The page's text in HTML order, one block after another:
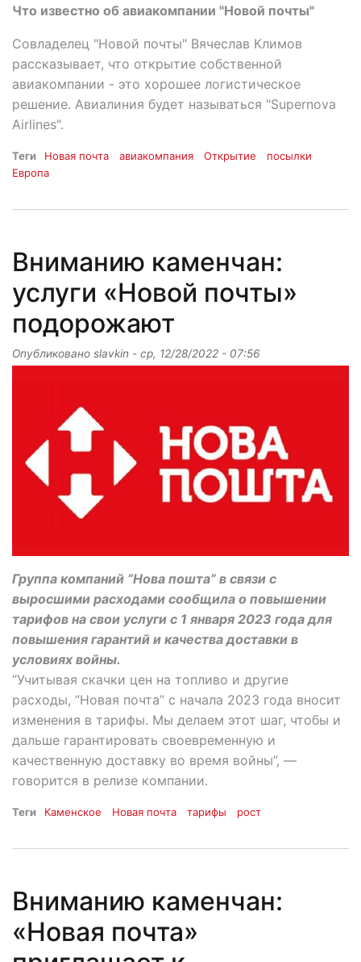
Что известно об авиакомпании "Новой почты"
Совладелец "Новой почты" Вячеслав Климов
рассказывает, что открытие собственной
авиакомпании - это хорошее логистическое
решение. Авиалиния будет называться "Supernova
Airlines".
Теги Новая почта авиакомпания Открытие
посылки
Европа
Вниманию каменчан:
услуги «Новой почты»
подорожают
Опубликовано slavkin - ср, 12/28/2022 - 07:56
Группа компаний “Нова пошта” в связи с
выросшими расходами сообщила о повышении
тарифов на свои услуги с 1 января 2023 года для
повышения гарантий и качества доставки в
условиях войны.
“Учитывая скачки цен на топливо и другие
расходы, “Новая почта” с начала 2023 года вносит
изменения в тарифы. Мы делаем этот шаг, чтобы и
дальше гарантировать своевременную и
качественную доставку во время войны”, —
говорится в релизе компании.
Теги Каменское Новая почта тарифы рост
Вниманию каменчан:
«Новая почта»